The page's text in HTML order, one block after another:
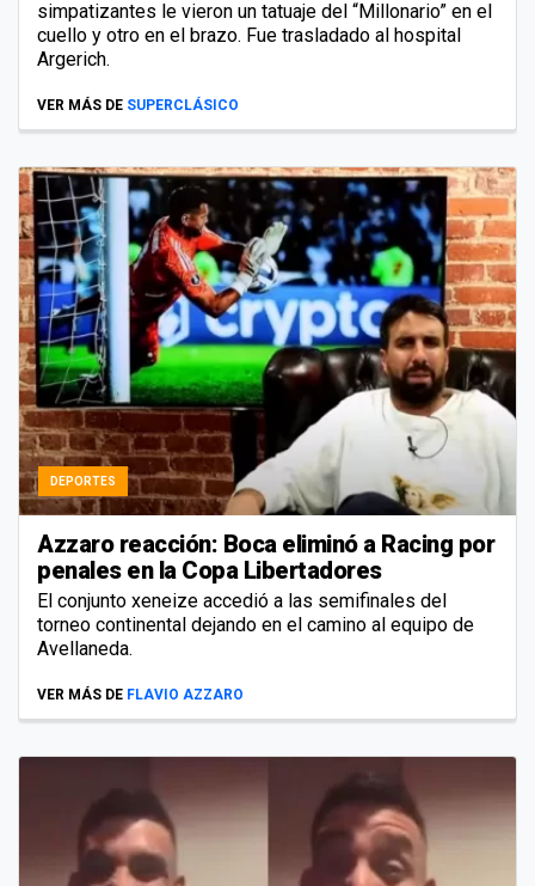
simpatizantes le vieron un tatuaje del “Millonario” en el
cuello y otro en el brazo. Fue trasladado al hospital
Argerich.
VER MÁS DE SUPERCLÁSICO
DEPORTES
Azzaro reacción: Boca eliminó a Racing por
penales en la Copa Libertadores
El conjunto xeneize accedió a las semifinales del
torneo continental dejando en el camino al equipo de
Avellaneda.
VER MÁS DE FLAVIO AZZARO